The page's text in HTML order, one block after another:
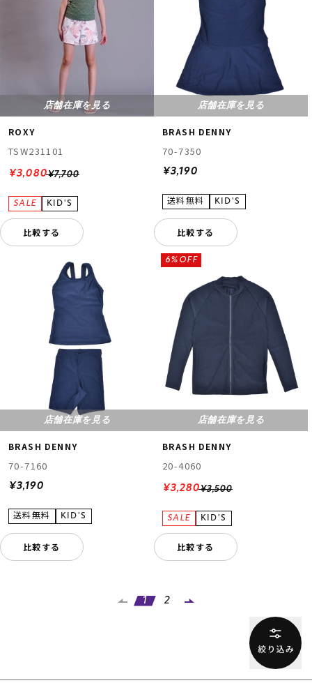
店舗在庫を見る
ROXY
TSW231101
¥7,700
¥3,080
比較する
店舗在庫を見る
BRASH DENNY
70-7350
¥3,190
比較する
店舗在庫を見る
BRASH DENNY
70-7160
¥3,190
比較する
店舗在庫を見る
BRASH DENNY
20-4060
¥3,500
6%OFF
¥3,280
比較する
1 2